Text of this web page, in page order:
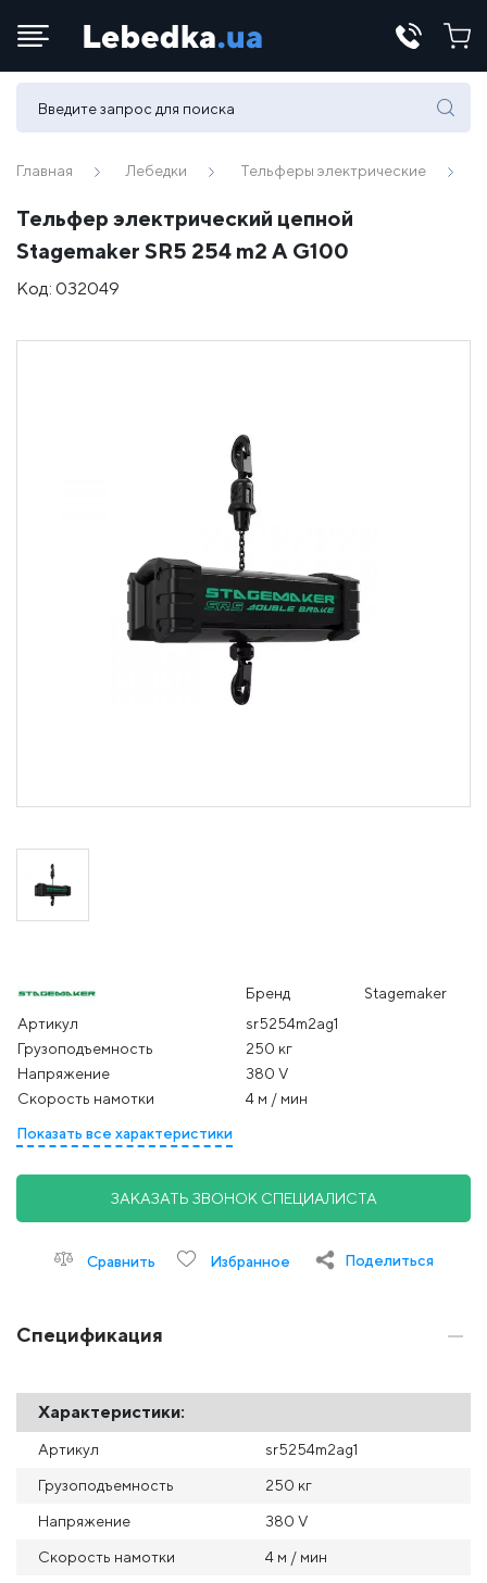
Телефоны:
(067) 430 82-15
Главная Лебедки Тельферы электрические
Тельфер электрический цепной
Stagemaker SR5 254 m2 A G100
Код: 032049
Бренд
Stagemaker
Артикул
sr5254m2ag1
Грузоподъемность
250 кг
Напряжение
380 V
Скорость намотки
4 м / мин
Показать все характеристики
ЗАКАЗАТЬ ЗВОНОК СПЕЦИАЛИСТА
Сравнить Избранное Поделиться
Спецификация
Характеристики:
Артикул sr5254m2ag1
Грузоподъемность 250 кг
Напряжение 380 V
Скорость намотки 4 м / мин